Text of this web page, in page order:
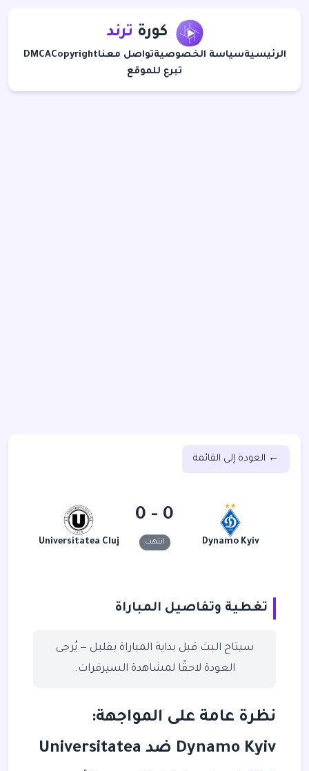
كورة ترند
الرئيسيةسياسة الخصوصيةتواصل معناCopyright
DMCA
تبرع للموقع
← العودة إلى القائمة
Dynamo Kyiv
0 - 0
انتهت Universitatea Cluj
تغطية وتفاصيل المباراة
سيتاح البث قبل بداية المباراة بقليل — يُرجى
العودة لاحقًا لمشاهدة السيرفرات.
نظرة عامة على المواجهة:
Dynamo Kyiv ضد Universitatea